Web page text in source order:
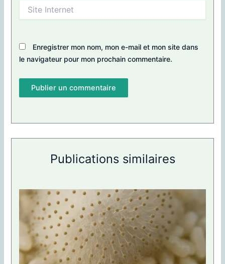
Internet
Enregistrer mon nom, mon e-mail et mon site dans
le navigateur pour mon prochain commentaire.
Publications similaires